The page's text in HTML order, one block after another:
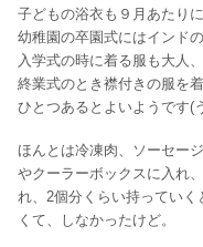
子どもの浴衣も９月あたり
幼稚園の卒園式にはインド
入学式の時に着る服も大人
終業式のとき襟付きの服を
ひとつあるとよいようです(
ほんとは冷凍肉、ソーセー
やクーラーボックスに入れ
れ、2個分くらい持ってい
くて、しなかったけど。